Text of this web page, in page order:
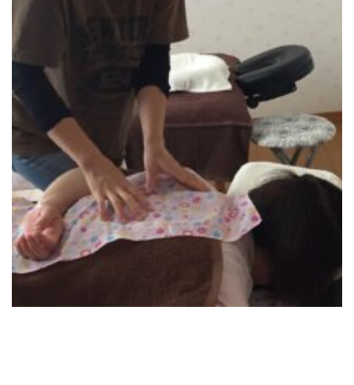
友だち追加はこちら